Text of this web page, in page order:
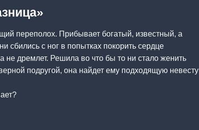
переполох. Прибывает богатый, известный, а
сбились с ног в попытках покорить сердце
не дремлет. Решила во что бы то ни стало женить
подругой, она найдет ему подходящую невесту